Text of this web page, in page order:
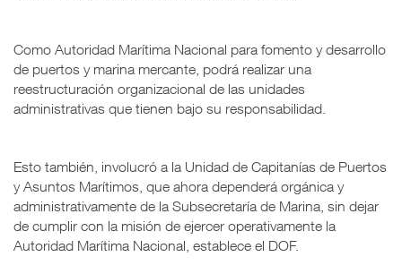
Como Autoridad Marítima Nacional para fomento y desarrollo
de puertos y marina mercante, podrá realizar una
reestructuración organizacional de las unidades
administrativas que tienen bajo su responsabilidad.
Esto también, involucró a la Unidad de Capitanías de Puertos
y Asuntos Marítimos, que ahora dependerá orgánica y
administrativamente de la Subsecretaría de Marina, sin dejar
de cumplir con la misión de ejercer operativamente la
Autoridad Marítima Nacional, establece el DOF.